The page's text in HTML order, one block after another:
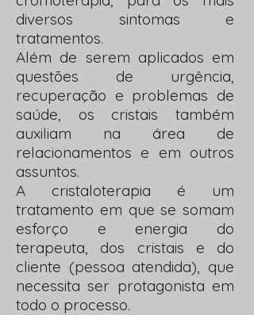
diversos sintomas e
tratamentos.
Além de serem aplicados em
questões de urgência,
recuperação e problemas de
saúde, os cristais também
auxiliam na área de
relacionamentos e em outros
assuntos.
A cristaloterapia é um
tratamento em que se somam
esforço e energia do
terapeuta, dos cristais e do
cliente (pessoa atendida), que
necessita ser protagonista em
todo o processo.